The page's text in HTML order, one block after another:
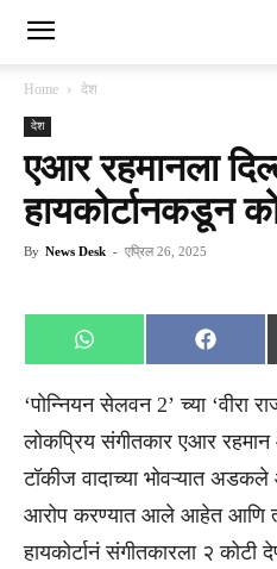
Home देश
देश
एआर रहमानला
हायकोर्टानकडून
By News Desk - एप्रिल 26, 2025
Share
on
WhatsApp
Share
on
‘पोन्नियन सेलवन 2’ च्या ‘वीरा
लोकप्रिय संगीतकार एआर
टॉकीज वादाच्या भोवऱ्यात
आरोप करण्यात आले आहेत आणि
हायकोर्टानं संगीतकारला २